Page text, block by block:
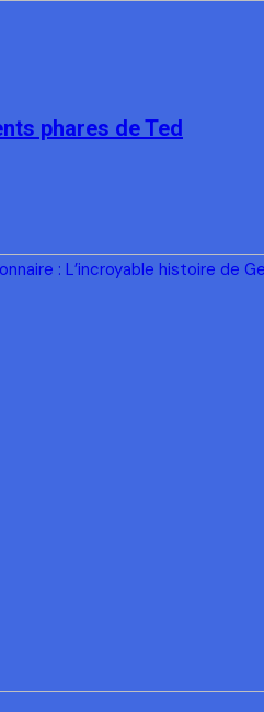
phares de Ted